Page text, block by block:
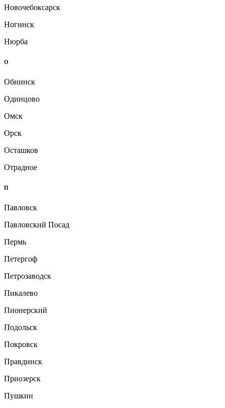
Новочебоксарск
Ногинск
Нюрба
О
Обнинск
Одинцово
Омск
Орск
Осташков
Отрадное
П
Павловск
Павловский Посад
Пермь
Петергоф
Петрозаводск
Пикалево
Пионерский
Подольск
Покровск
Правдинск
Приозерск
Пушкин